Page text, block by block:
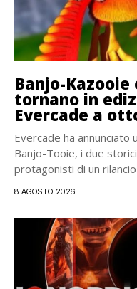
Banjo-Kazooie
tornano in
Evercade a
Evercade ha
Banjo-Tooie, i due
protagonisti di un
8 AGOSTO 2026